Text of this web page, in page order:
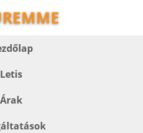
Letis
Árak